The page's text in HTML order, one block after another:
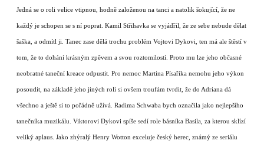
Jedná se o roli velice vtipnou, hodně založenou na tanci a natolik šokující, že ne
každý je schopen se s ní poprat. Kamil Střihavka se vyjádřil, že ze sebe nebude dělat
šaška, a odmítl ji. Tanec zase dělá trochu problém Vojtovi Dykovi, ten má ale štěstí v
tom, že to dohání krásným zpěvem a svou roztomilostí. Proto mu lze jeho občasné
neobratné taneční kreace odpustit. Pro nemoc Martina Písaříka nemohu jeho výkon
posoudit, na základě jeho jiných rolí si ovšem troufám tvrdit, že do Adriana dá
všechno a ještě si to pořádně užívá. Radima Schwaba bych označila jako nejlepšího
tanečníka muzikálu. Viktorovi Dykovi spíše sedí role básníka Basila, za kterou sklízí
veliký aplaus. Jako zhýralý Henry Wotton exceluje český herec, známý ze seriálu